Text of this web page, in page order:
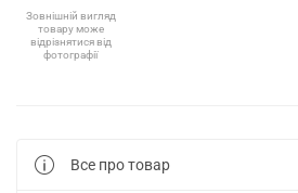
Зовнішній вигляд
товару може
відрізнятися від
фотографії
Все про товар